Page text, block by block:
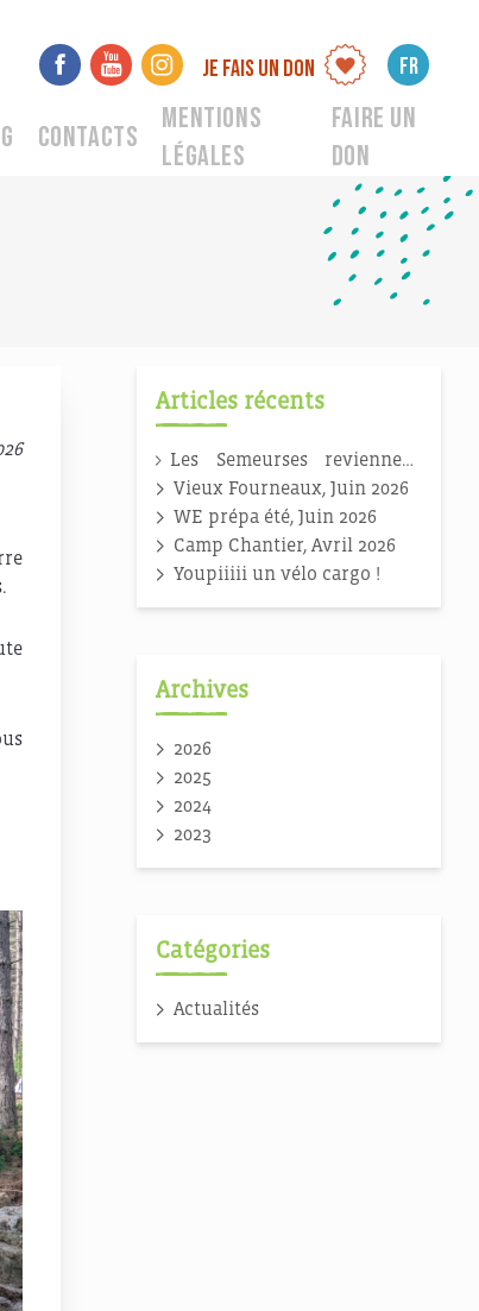
Je fais un don FR
Contacts
Mentions
légales
Faire un
don
Articles récents
Les Semeurses reviennent
en 2026 !
Vieux Fourneaux, Juin 2026
WE prépa été, Juin 2026
Camp Chantier, Avril 2026
Youpiiiii un vélo cargo !
Archives
2026
2025
2024
2023
Catégories
Actualités